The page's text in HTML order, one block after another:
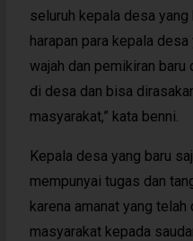
seluruh kepala desa
harapan para kepala
wajah dan pemikiran
di desa dan bisa
masyarakat,” kata benni.
Kepala desa yang baru
mempunyai tugas dan
karena amanat yang
masyarakat kepada